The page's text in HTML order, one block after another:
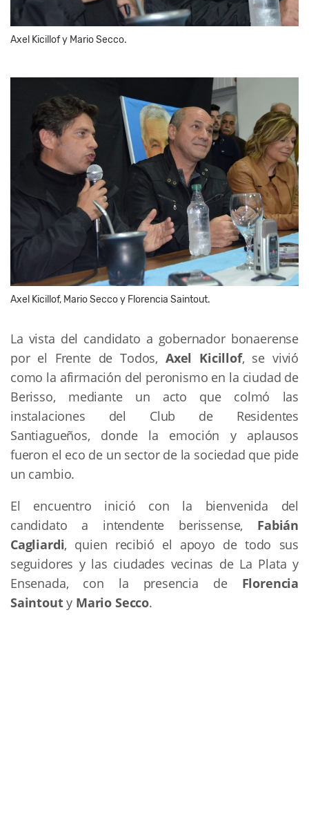
Axel Kicillof y Mario Secco.
Axel Kicillof, Mario Secco y Florencia Saintout.
La vista del candidato a gobernador bonaerense
por el Frente de Todos, Axel Kicillof, se vivió
como la afirmación del peronismo en la ciudad de
Berisso, mediante un acto que colmó las
instalaciones del Club de Residentes
Santiagueños, donde la emoción y aplausos
fueron el eco de un sector de la sociedad que pide
un cambio.
El encuentro inició con la bienvenida del
candidato a intendente berissense, Fabián
Cagliardi, quien recibió el apoyo de todo sus
seguidores y las ciudades vecinas de La Plata y
Ensenada, con la presencia de Florencia
Saintouty Mario Secco.